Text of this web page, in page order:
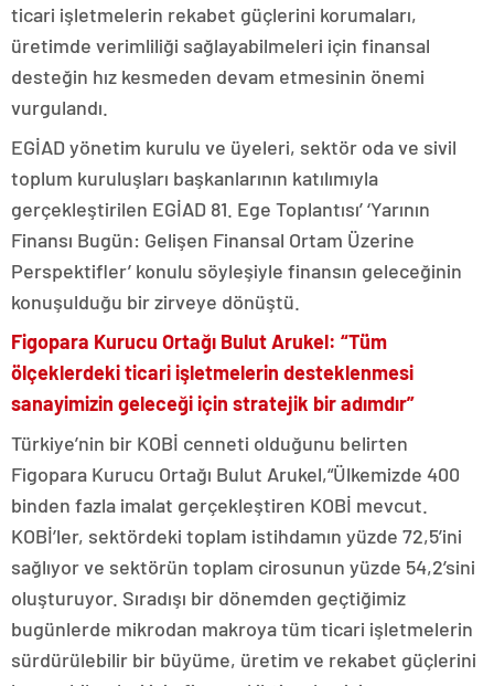
ticari işletmelerin rekabet güçlerini korumaları,
üretimde verimliliği sağlayabilmeleri için finansal
desteğin hız kesmeden devam etmesinin önemi
vurgulandı.
EGİAD yönetim kurulu ve üyeleri, sektör oda ve sivil
toplum kuruluşları başkanlarının katılımıyla
gerçekleştirilen EGİAD 81. Ege Toplantısı’ ‘Yarının
Finansı Bugün: Gelişen Finansal Ortam Üzerine
Perspektifler’ konulu söyleşiyle finansın geleceğinin
konuşulduğu bir zirveye dönüştü.
Figopara Kurucu Ortağı Bulut Arukel: “Tüm
ölçeklerdeki ticari işletmelerin desteklenmesi
sanayimizin geleceği için stratejik bir adımdır”
Türkiye’nin bir KOBİ cenneti olduğunu belirten
Figopara Kurucu Ortağı Bulut Arukel,“Ülkemizde 400
binden fazla imalat gerçekleştiren KOBİ mevcut.
KOBİ’ler, sektördeki toplam istihdamın yüzde 72,5’ini
sağlıyor ve sektörün toplam cirosunun yüzde 54,2’sini
oluşturuyor. Sıradışı bir dönemden geçtiğimiz
bugünlerde mikrodan makroya tüm ticari işletmelerin
sürdürülebilir bir büyüme, üretim ve rekabet güçlerini